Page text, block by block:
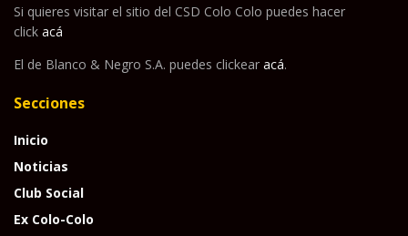
Si quieres visitar el sitio del CSD Colo Colo puedes hacer
click acá
El de Blanco & Negro S.A. puedes clickear acá.
Secciones
Inicio
Noticias
Club Social
Ex Colo-Colo